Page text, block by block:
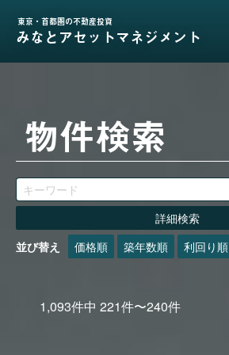
東京・首都圏の不動産投資
みなとアセットマネジメント
物件検索
詳細検索
並び替え
価格順 築年数順 利回り順
1,093件中 221件〜240件